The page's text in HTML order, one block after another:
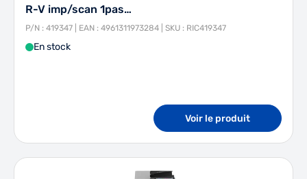
R-V imp/scan 1pas…
P/N : 419347 | EAN : 4961311973284 | SKU : RIC419347
En stock
Voir le produit